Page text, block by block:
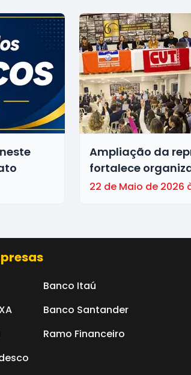
Ampliação da
fortalece
trabalhadores do
22 de Maio de 2026
Banco Itaú
Banco Santander
Ramo Financeiro